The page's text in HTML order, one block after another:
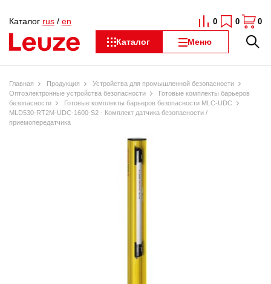
Каталог Меню
Каталог rus / en 0 0 0
Главная Продукция
Устройства для промышленной безопасности
Оптоэлектронные устройства безопасности
Готовые комплекты барьеров
безопасности
Готовые комплекты барьеров безопасности MLC-UDC
MLD530-RT2M-UDC-1600-S2 - Комплект датчика безопасности /
приемопередатчика